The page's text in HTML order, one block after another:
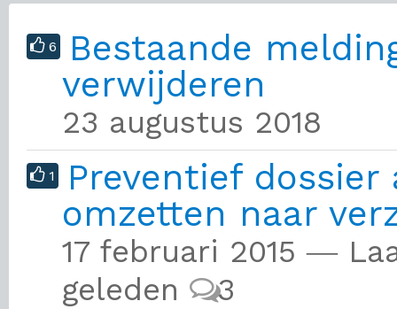
6
Bestaande
verwijderen
23 augustus 2018
1
Preventief
omzetten naar
17 februari 2015 ―
geleden
3